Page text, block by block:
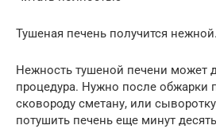
Тушеная печень получится
Нежность тушеной печени может
процедура. Нужно после обжарки
сковороду сметану, или
потушить печень еще минут